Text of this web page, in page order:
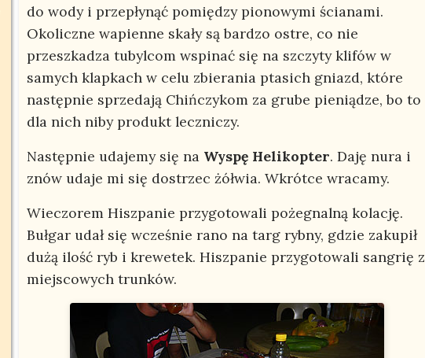
do wody i przepłynąć pomiędzy pionowymi ścianami.
Okoliczne wapienne skały są bardzo ostre, co nie
przeszkadza tubylcom wspinać się na szczyty klifów w
samych klapkach w celu zbierania ptasich gniazd, które
następnie sprzedają Chińczykom za grube pieniądze, bo to
dla nich niby produkt leczniczy.
Następnie udajemy się na Wyspę Helikopter. Daję nura i
znów udaje mi się dostrzec żółwia. Wkrótce wracamy.
Wieczorem Hiszpanie przygotowali pożegnalną kolację.
Bułgar udał się wcześnie rano na targ rybny, gdzie zakupił
dużą ilość ryb i krewetek. Hiszpanie przygotowali sangrię z
miejscowych trunków.